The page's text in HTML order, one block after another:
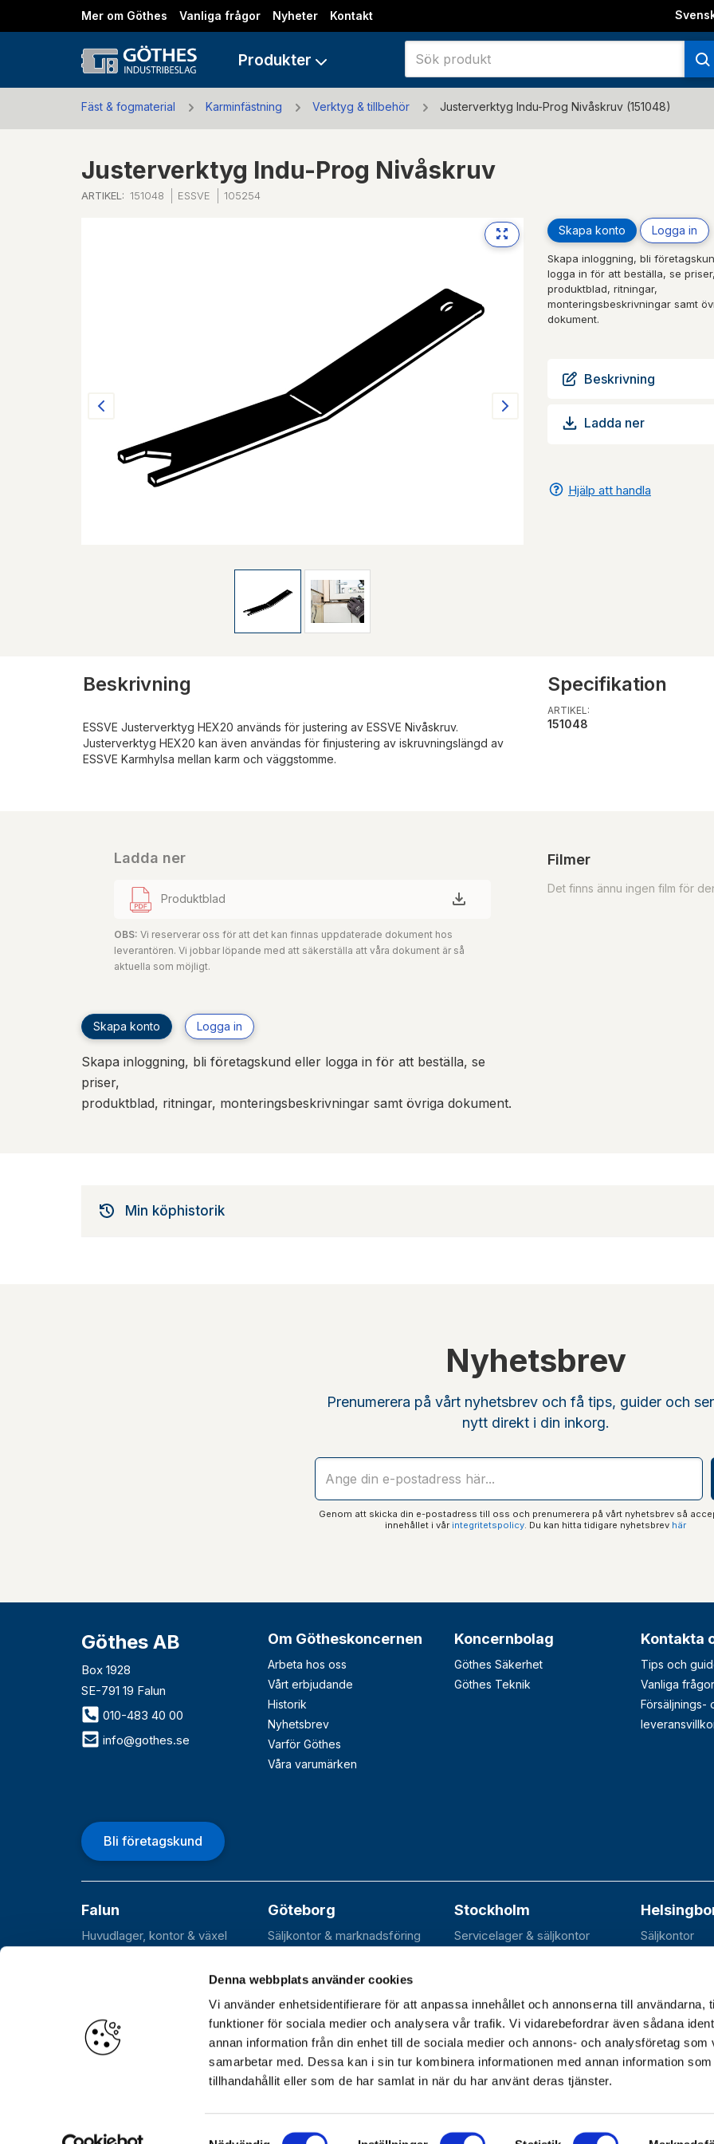
Denna webbplats använder cookies
Vi använder enhetsidentifierare för att anpassa innehållet och annonserna till användarna,
funktioner för sociala medier och analysera vår trafik. Vi vidarebefordrar även sådana
annan information från din enhet till de sociala medier och annons- och analysföretag som
samarbetar med. Dessa kan i sin tur kombinera informationen med annan information
tillhandahållit eller som de har samlat in när du har använt deras tjänster.
Samtyckesval
Mer om Göthes Vanliga frågor Nyheter Kontakt
Produkter
Fäst & fogmaterial Karminfästning Verktyg & tillbehör Justerverktyg Indu-Prog Nivåskruv (151048)
Justerverktyg Indu-Prog Nivåskruv
ARTIKEL: 151048 ESSVE 105254
Next
Skapa konto Logga in
Skapa inloggning, bli
logga in för att beställa, se priser,
produktblad, ritningar,
monteringsbeskrivningar samt
dokument.
Beskrivning
Ladda ner
Hjälp att handla
Beskrivning
ESSVE Justerverktyg HEX20 används för justering av ESSVE Nivåskruv.
Justerverktyg HEX20 kan även användas för finjustering av iskruvningslängd av
ESSVE Karmhylsa mellan karm och väggstomme.
Specifikation
ARTIKEL:
151048
Ladda ner
Produktblad
OBS: Vi reserverar oss för att det kan finnas uppdaterade dokument hos
leverantören. Vi jobbar löpande med att säkerställa att våra dokument är så
aktuella som möjligt.
Skapa konto Logga in
Skapa inloggning, bli företagskund eller logga in för att beställa, se
priser,
produktblad, ritningar, monteringsbeskrivningar samt övriga dokument.
Filmer
Det finns ännu ingen film för
Min köphistorik
Nyhetsbrev
Prenumerera på vårt nyhetsbrev och få tips, guider och
nytt direkt i din inkorg.
Genom att skicka din e-postadress till oss och prenumerera på vårt nyhetsbrev så
innehållet i vår integritetspolicy. Du kan hitta tidigare nyhetsbrev här
Göthes AB
Box 1928
SE-791 19 Falun
010-483 40 00
info@gothes.se
Om Götheskoncernen
Arbeta hos oss
Vårt erbjudande
Historik
Nyhetsbrev
Varför Göthes
Våra varumärken
Koncernbolag
Göthes Säkerhet
Göthes Teknik
Kontakta
Tips och
Vanliga frågor
Försäljnings-
Bli företagskund
Falun
Huvudlager, kontor & växel
Göteborg
Säljkontor & marknadsföring
SE-431 37 Mölndal
Stockholm
Servicelager & säljkontor
Säljkontor
Öppettider
Huvudkontor, lager och växel: Vardagar 07.30–16.30 |
Hämtlager (Stockholm): Vardagar 06.30–17.00